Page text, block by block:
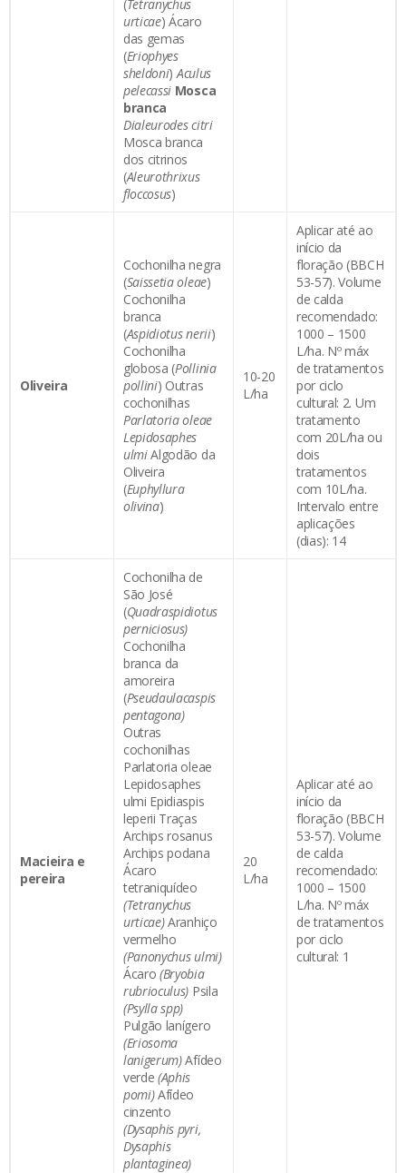
(Tetranychus
urticae) Ácaro
das gemas
(Eriophyes
sheldoni)Aculus
pelecassi Mosca
branca
Dialeurodes citri
Mosca branca
dos citrinos
(Aleurothrixus
floccosus)
Oliveira
Cochonilha negra
(Saissetia oleae)
Cochonilha
branca
(Aspidiotus nerii)
Cochonilha
globosa (Pollinia
pollini) Outras
cochonilhas
Parlatoria oleae
Lepidosaphes
ulmiAlgodão da
Oliveira
(Euphyllura
olivina)
10-20
L/ha
Aplicar até ao
início da
floração (BBCH
53-57). Volume
de calda
recomendado:
1000 – 1500
L/ha. Nº máx
de tratamentos
por ciclo
cultural: 2. Um
tratamento
com 20L/ha ou
dois
tratamentos
com 10L/ha.
Intervalo entre
aplicações
(dias): 14
Macieira e
pereira
Cochonilha de
São José
(Quadraspidiotus
perniciosus)
Cochonilha
branca da
amoreira
(Pseudaulacaspis
pentagona)
Outras
cochonilhas
Parlatoria oleae
Lepidosaphes
ulmi Epidiaspis
leperii Traças
Archips rosanus
Archips podana
Ácaro
tetraniquídeo
(Tetranychus
urticae)Aranhiço
vermelho
(Panonychus ulmi)
Ácaro(Bryobia
rubrioculus) Psila
(Psylla spp)
Pulgão lanígero
(Eriosoma
lanigerum)Afídeo
verde(Aphis
pomi)Afídeo
cinzento
(Dysaphis pyri,
Dysaphis
plantaginea)
20
L/ha
Aplicar até ao
início da
floração (BBCH
53-57). Volume
de calda
recomendado:
1000 – 1500
L/ha. Nº máx
de tratamentos
por ciclo
cultural: 1